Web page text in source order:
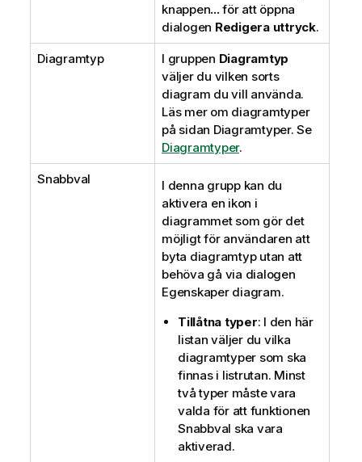
knappen...för att öppna
dialogen Redigera uttryck.
Diagramtyp I gruppen Diagramtyp
väljer du vilken sorts
diagram du vill använda.
Läs mer om diagramtyper
på sidan Diagramtyper. Se
Diagramtyper.
Snabbval
I denna grupp kan du
aktivera en ikon i
diagrammet som gör det
möjligt för användaren att
byta diagramtyp utan att
behöva gå via dialogen
Egenskaper diagram.
Tillåtna typer: I den här
listan väljer du vilka
diagramtyper som ska
finnas i listrutan. Minst
två typer måste vara
valda för att funktionen
Snabbval ska vara
aktiverad.